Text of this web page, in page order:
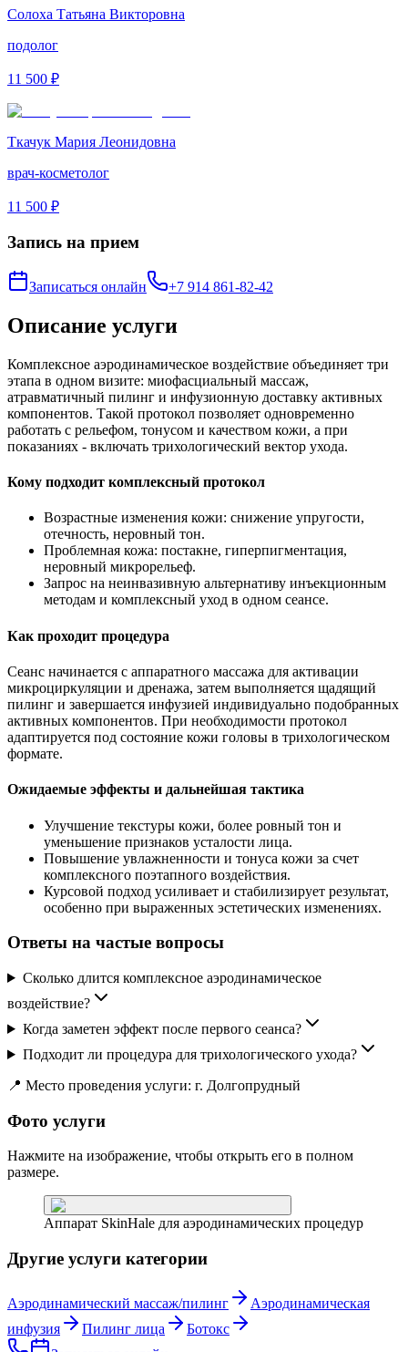
Солоха Татьяна Викторовна
подолог
11 500 ₽
Ткачук Мария Леонидовна
врач-косметолог
11 500 ₽
Запись на прием
Записаться онлайн +7 914 861-82-42
Описание услуги
Комплексное аэродинамическое воздействие объединяет три
этапа в одном визите: миофасциальный массаж,
атравматичный пилинг и инфузионную доставку активных
компонентов. Такой протокол позволяет одновременно
работать с рельефом, тонусом и качеством кожи, а при
показаниях - включать трихологический вектор ухода.
Кому подходит комплексный протокол
Возрастные изменения кожи: снижение упругости,
отечность, неровный тон.
Проблемная кожа: постакне, гиперпигментация,
неровный микрорельеф.
Запрос на неинвазивную альтернативу инъекционным
методам и комплексный уход в одном сеансе.
Как проходит процедура
Сеанс начинается с аппаратного массажа для активации
микроциркуляции и дренажа, затем выполняется щадящий
пилинг и завершается инфузией индивидуально подобранных
активных компонентов. При необходимости протокол
адаптируется под состояние кожи головы в трихологическом
формате.
Ожидаемые эффекты и дальнейшая тактика
Улучшение текстуры кожи, более ровный тон и
уменьшение признаков усталости лица.
Повышение увлажненности и тонуса кожи за счет
комплексного поэтапного воздействия.
Курсовой подход усиливает и стабилизирует результат,
особенно при выраженных эстетических изменениях.
Ответы на частые вопросы
Сколько длится комплексное аэродинамическое
воздействие?
Когда заметен эффект после первого сеанса?
Подходит ли процедура для трихологического ухода?
📍 Место проведения услуги: г. Долгопрудный
Фото услуги
Нажмите на изображение, чтобы открыть его в полном
размере.
Аппарат SkinHale для аэродинамических процедур
Другие услуги категории
Аэродинамический массаж/пилинг
Аэродинамическая
инфузия
Пилинг лица
Ботокс